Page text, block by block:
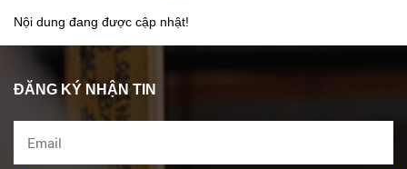
Nội dung đang được cập nhật!
ĐĂNG KÝ NHẬN TIN